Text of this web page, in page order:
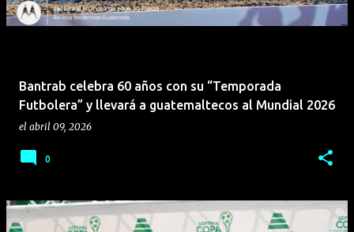
Bantrab celebra 60 años con su “Temporada
Futbolera” y llevará a guatemaltecos al Mundial 2026
el abril 09, 2026
0